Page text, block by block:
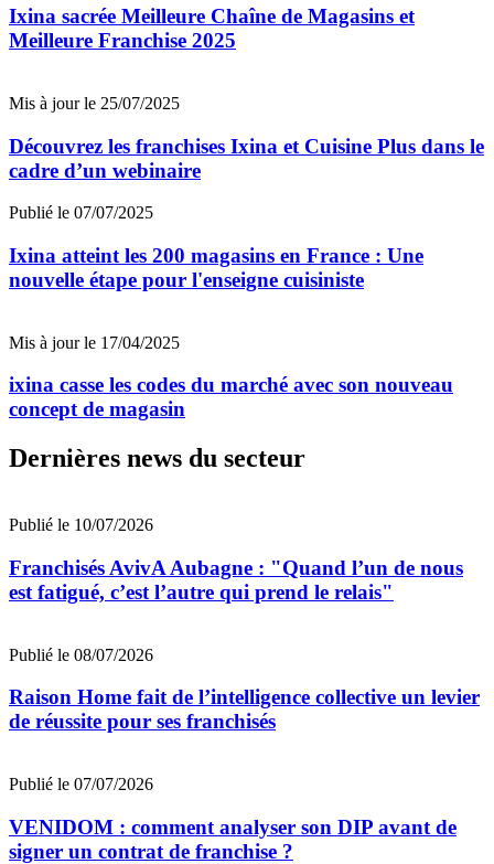
Ixina sacrée Meilleure Chaîne de Magasins et
Meilleure Franchise 2025
Mis à jour le 25/07/2025
Découvrez les franchises Ixina et Cuisine Plus dans le
cadre d’un webinaire
Publié le 07/07/2025
Ixina atteint les 200 magasins en France : Une
nouvelle étape pour l'enseigne cuisiniste
Mis à jour le 17/04/2025
ixina casse les codes du marché avec son nouveau
concept de magasin
Dernières news du secteur
Publié le 10/07/2026
Franchisés AvivA Aubagne : "Quand l’un de nous
est fatigué, c’est l’autre qui prend le relais"
Publié le 08/07/2026
Raison Home fait de l’intelligence collective un levier
de réussite pour ses franchisés
Publié le 07/07/2026
VENIDOM : comment analyser son DIP avant de
signer un contrat de franchise ?